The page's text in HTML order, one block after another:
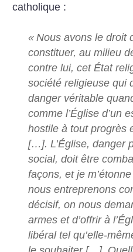
catholique :
« Nous avons le droit
constituer, au milieu
contre lui, cet État
société religieuse qui
danger véritable
comme l’Église d’un
hostile à tout progrès
[…]. ­L’Église, danger
social, doit être
façons, et je
nous entreprenons
décisif, on nous
armes et d’offrir à
libéral tel qu’elle-